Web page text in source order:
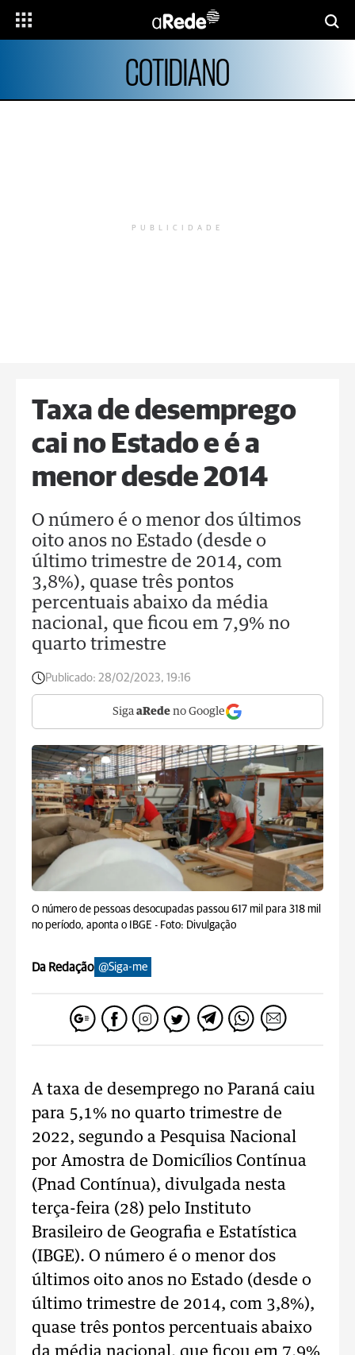
COTIDIANO
PUBLICIDADE
Taxa de desemprego
cai no Estado e é a
menor desde 2014
O número é o menor dos últimos
oito anos no Estado (desde o
último trimestre de 2014, com
3,8%), quase três pontos
percentuais abaixo da média
nacional, que ficou em 7,9% no
quarto trimestre
Publicado: 28/02/2023, 19:16
Siga aRede no Google
O número de pessoas desocupadas passou 617 mil para 318 mil
no período, aponta o IBGE - Foto: Divulgação
Da Redação @Siga-me
A taxa de desemprego no Paraná caiu
para 5,1% no quarto trimestre de
2022, segundo a Pesquisa Nacional
por Amostra de Domicílios Contínua
(Pnad Contínua), divulgada nesta
terça-feira (28) pelo Instituto
Brasileiro de Geografia e Estatística
(IBGE). O número é o menor dos
últimos oito anos no Estado (desde o
último trimestre de 2014, com 3,8%),
quase três pontos percentuais abaixo
da média nacional, que ficou em 7,9%